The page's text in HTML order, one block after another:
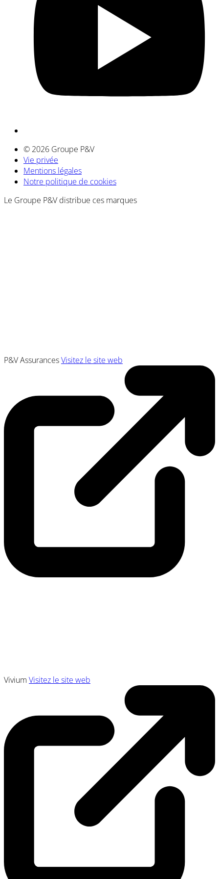
© 2026 Groupe P&V
Vie privée
Mentions légales
Notre politique de cookies
Le Groupe P&V distribue ces marques
P&V AssurancesVisitez le site web
Vivium Visitez le site web